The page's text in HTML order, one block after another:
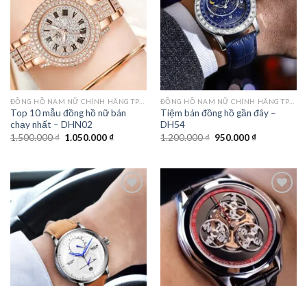
ĐỒNG HỒ NAM NỮ CHÍNH HÃNG TPHCM
Top 10 mẫu đồng hồ nữ bán
chạy nhất – DHN02
1.500.000₫ Giá
1.050.000₫Giá
1.050.000 ₫.
ĐỒNG HỒ NAM NỮ CHÍNH HÃNG TPHCM
Tiệm bán đồng hồ gần đây –
DH54
1.200.000₫ Giá
950.000₫Giá
950.000 ₫.
Add to
wishlist